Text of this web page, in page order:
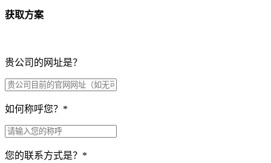
获取方案
贵公司的网址是？
如何称呼您？ *
您的联系方式是？ *